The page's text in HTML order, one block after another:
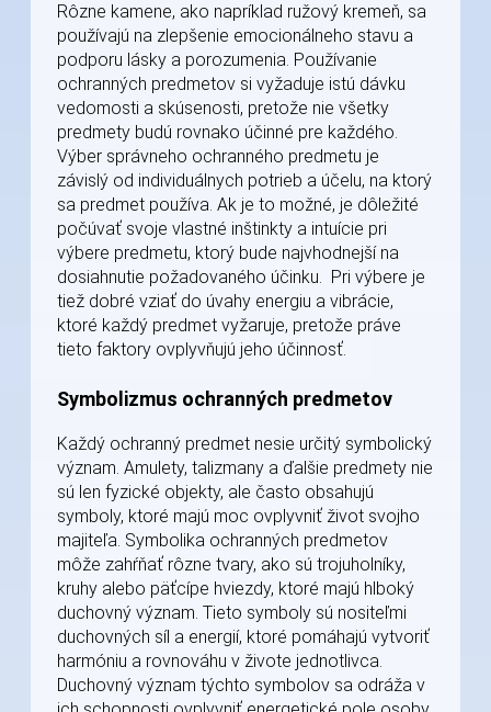
Rôzne kamene, ako napríklad ružový kremeň, sa
používajú na zlepšenie emocionálneho stavu a
podporu lásky a porozumenia. Používanie
ochranných predmetov si vyžaduje istú dávku
vedomosti a skúsenosti, pretože nie všetky
predmety budú rovnako účinné pre každého.
Výber správneho ochranného predmetu je
závislý od individuálnych potrieb a účelu, na ktorý
sa predmet používa. Ak je to možné, je dôležité
počúvať svoje vlastné inštinkty a intuície pri
výbere predmetu, ktorý bude najvhodnejší na
dosiahnutie požadovaného účinku. Pri výbere je
tiež dobré vziať do úvahy energiu a vibrácie,
ktoré každý predmet vyžaruje, pretože práve
tieto faktory ovplyvňujú jeho účinnosť.
Symbolizmus ochranných predmetov
Každý ochranný predmet nesie určitý symbolický
význam. Amulety, talizmany a ďalšie predmety nie
sú len fyzické objekty, ale často obsahujú
symboly, ktoré majú moc ovplyvniť život svojho
majiteľa. Symbolika ochranných predmetov
môže zahŕňať rôzne tvary, ako sú trojuholníky,
kruhy alebo päťcípe hviezdy, ktoré majú hlboký
duchovný význam. Tieto symboly sú nositeľmi
duchovných síl a energií, ktoré pomáhajú vytvoriť
harmóniu a rovnováhu v živote jednotlivca.
Duchovný význam týchto symbolov sa odráža v